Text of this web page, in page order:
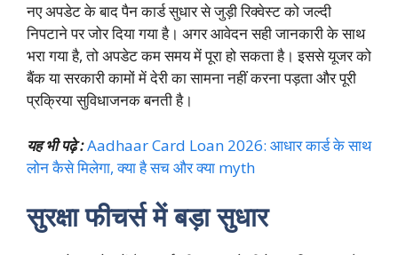
नए अपडेट के बाद पैन कार्ड सुधार से जुड़ी रिक्वेस्ट को जल्दी
निपटाने पर जोर दिया गया है। अगर आवेदन सही जानकारी के साथ
भरा गया है, तो अपडेट कम समय में पूरा हो सकता है। इससे यूजर को
बैंक या सरकारी कामों में देरी का सामना नहीं करना पड़ता और पूरी
प्रक्रिया सुविधाजनक बनती है।
यह भी पढ़े :Aadhaar Card Loan 2026: आधार कार्ड के साथ
लोन कैसे मिलेगा, क्या है सच और क्या myth
सुरक्षा फीचर्स में बड़ा सुधार